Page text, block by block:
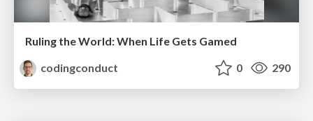
Ruling the World: When Life Gets Gamed
codingconduct
0 290